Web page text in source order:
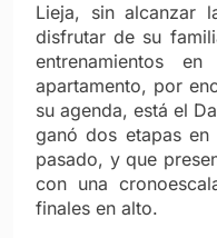
Lieja, sin alcanzar
disfrutar de su
entrenamientos
apartamento, por
su agenda, está el
ganó dos etapas
pasado, y que
con una
finales en alto.